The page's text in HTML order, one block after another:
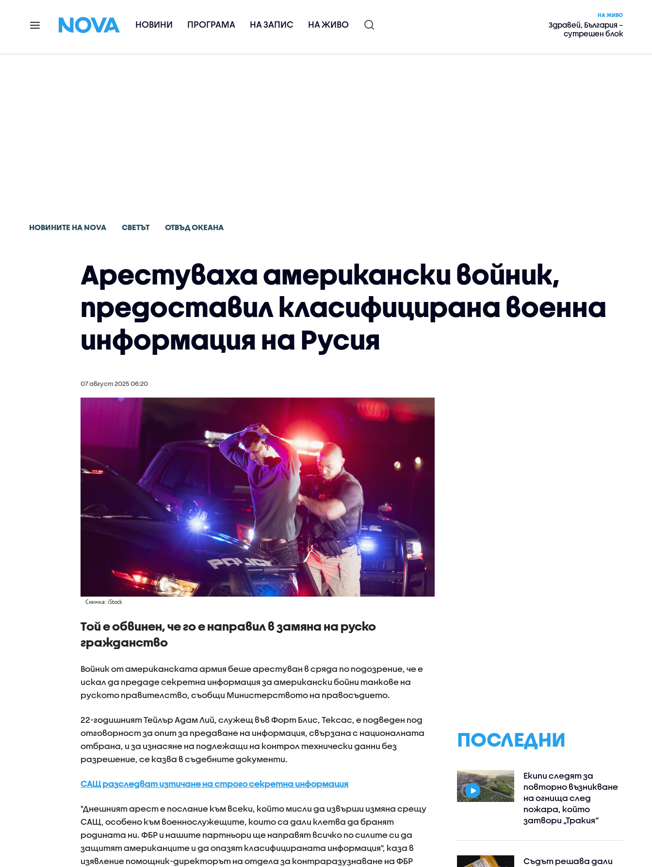
НОВИНИ ПРОГРАМА НА ЗАПИС НА ЖИВО
НА ЖИВО
Здравей, България –
сутрешен блок
НОВИНИТЕ НА NOVA СВЕТЪТ ОТВЪД ОКЕАНА
Арестуваха американски войник,
предоставил класифицирана военна
информация на Русия
07 август 2025 06:20
Снимка: iStock
Той е обвинен, че го е направил в замяна на руско
гражданство
Войник от американската армия беше арестуван в сряда по подозрение, че е
искал да предаде секретна информация за американски бойни танкове на
руското правителство, съобщи Министерството на правосъдието.
22-годишният Тейлър Адам Лий, служещ във Форт Блис, Тексас, е подведен под
отговорност за опит за предаване на информация, свързана с националната
отбрана, и за изнасяне на подлежащи на контрол технически данни без
разрешение, се казва в съдебните документи.
САЩ разследват изтичане на строго секретна информация
"Днешният арест е послание към всеки, който мисли да извърши измяна срещу
САЩ, особено към военнослужещите, които са дали клетва да бранят
родината ни. ФБР и нашите партньори ще направят всичко по силите си да
защитят американците и да опазят класифицираната информация", каза в
изявление помощник-директорът на отдела за контраразузнаване на ФБР
ПОСЛЕДНИ
Екипи следят за
повторно възникване
на огнища след
пожара, който
затвори „Тракия“
Съдът решава дали